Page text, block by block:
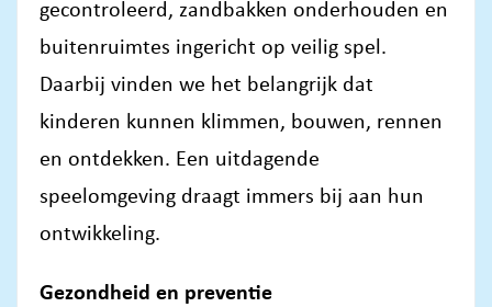
gecontroleerd, zandbakken onderhouden en
buitenruimtes ingericht op veilig spel.
Daarbij vinden we het belangrijk dat
kinderen kunnen klimmen, bouwen, rennen
en ontdekken. Een uitdagende
speelomgeving draagt immers bij aan hun
ontwikkeling.
Gezondheid en preventie